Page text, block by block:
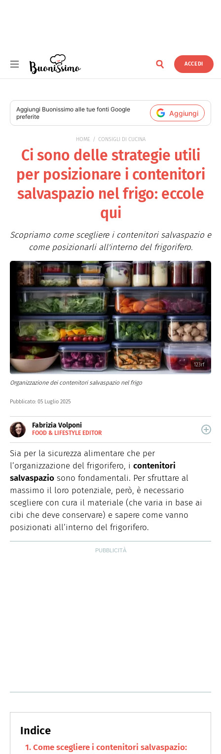
ACCEDI
Aggiungi Buonissimo alle tue fonti Google
preferite
Aggiungi
HOME CONSIGLI DI CUCINA
Ci sono delle strategie utili
per posizionare i contenitori
salvaspazio nel frigo: eccole
qui
Scopriamo come scegliere i contenitori salvaspazio e
come posizionarli all'interno del frigorifero.
123rf
Organizzazione dei contenitori salvaspazio nel frigo
Pubblicato: 05 Luglio 2025
Fabrizia Volponi
FOOD & LIFESTYLE EDITOR
Nata nella città delle 100 torri, è laureata in Scienze
Storiche. Curiosa e schietta, scrive di lifestyle, food e
green dal 2018.
Sia per la sicurezza alimentare che per
l’organizzazione del frigorifero, i contenitori
salvaspazio sono fondamentali. Per sfruttare al
massimo il loro potenziale, però, è necessario
scegliere con cura il materiale (che varia in base ai
cibi che deve conservare) e sapere come vanno
posizionati all’interno del frigorifero.
Come scegliere i contenitori salvaspazio: